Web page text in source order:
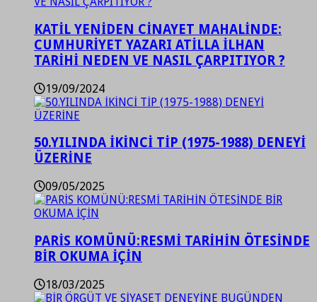
KATİL YENİDEN CİNAYET MAHALİNDE:
CUMHURİYET YAZARI ATİLLA İLHAN
TARİHİ NEDEN VE NASIL ÇARPITIYOR ?
19/09/2024
50.YILINDA İKİNCİ TİP (1975-1988) DENEYİ
ÜZERİNE
09/05/2025
PARİS KOMÜNÜ:RESMİ TARİHİN ÖTESİNDE
BİR OKUMA İÇİN
18/03/2025